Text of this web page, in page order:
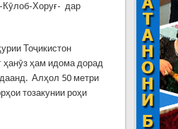
Хоруғ- дар
Тоҷикистон
ҳанӯз ҳам идома дорад
Алҳол 50 метри
тозакунии роҳи